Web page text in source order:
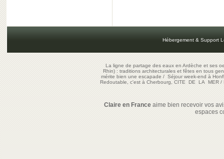
Hébergement & Support
La ligne de partage des eaux en Ardèche et ses
Rhin) : traditions architecturales et fêtes en tous
mérite bien une escapade/Séjour week-end à
Redoutable, c'est à Cherbourg, CITE DE LA MER/
Claire en Franceaime bien recevoir vos
espaces